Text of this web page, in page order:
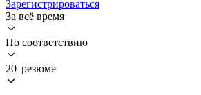
Зарегистрироваться
За всё время
По соответствию
20 резюме